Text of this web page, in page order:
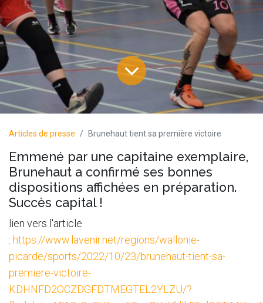
Articles de presse Brunehaut tient sa première victoire
Emmené par une capitaine exemplaire,
Brunehaut a confirmé ses bonnes
dispositions affichées en préparation.
Succès capital !
lien vers l'article
: https://www.lavenir.net/regions/wallonie-
picarde/sports/2022/10/23/brunehaut-tient-sa-
premiere-victoire-
KDHNFD2OCZDGFDTMEGTEL2YLZU/?